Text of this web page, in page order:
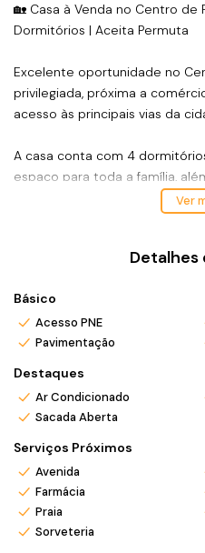
🏡 Casa à Venda no Centro de
Dormitórios | Aceita Permuta
Excelente oportunidade no
privilegiada, próxima a
acesso às principais vias da
A casa conta com 4
espaço para toda a família,
distribuídos, arejados e com
imóvel será entregue
propriedade apresenta grande
ou de temporada, devido à
valorizada.
✨ Diferenciais do imóvel:
4 dormitórios
Casa mobiliada
Amplo espaço interno
Ver
Detalhes
Básico
Acesso PNE
Pavimentação
Destaques
Ar Condicionado
Sacada Aberta
Serviços Próximos
Avenida
Farmácia
Praia
Sorveteria